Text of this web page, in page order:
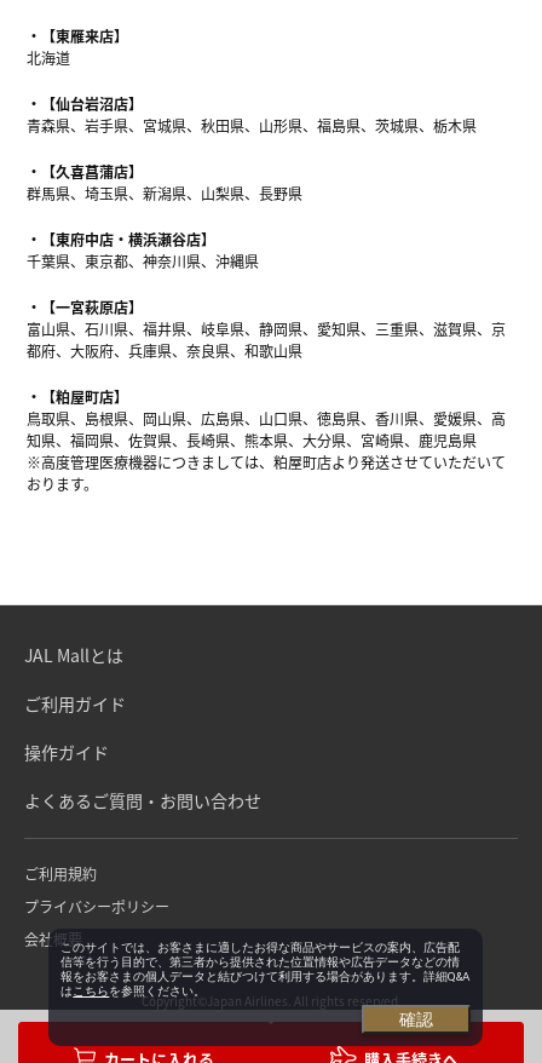
【東雁来店】
北海道
【仙台岩沼店】
青森県、岩手県、宮城県、秋田県、山形県、福島県、茨城県、栃木県
【久喜菖蒲店】
群馬県、埼玉県、新潟県、山梨県、長野県
【東府中店・横浜瀬谷店】
千葉県、東京都、神奈川県、沖縄県
【一宮萩原店】
富山県、石川県、福井県、岐阜県、静岡県、愛知県、三重県、滋賀県、京
都府、大阪府、兵庫県、奈良県、和歌山県
【粕屋町店】
鳥取県、島根県、岡山県、広島県、山口県、徳島県、香川県、愛媛県、高
知県、福岡県、佐賀県、長崎県、熊本県、大分県、宮崎県、鹿児島県
※高度管理医療機器につきましては、粕屋町店より発送させていただいて
おります。
JAL Mallとは
ご利用ガイド
操作ガイド
よくあるご質問・お問い合わせ
ご利用規約
プライバシーポリシー
会社概要
Copyright©Japan Airlines. All rights reserved.
このサイトでは、お客さまに適したお得な商品やサービスの案内、広告配
信等を行う目的で、第三者から提供された位置情報や広告データなどの情
報をお客さまの個人データと結びつけて利用する場合があります。詳細Q&A
は こちらを参照ください。
確認